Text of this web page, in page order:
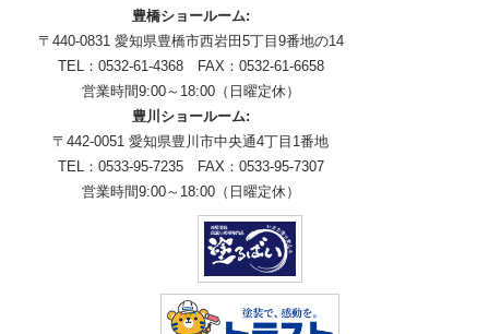
豊橋ショールーム:
〒440-0831 愛知県豊橋市西岩田5丁目9番地の14
TEL：0532-61-4368 FAX：0532-61-6658
営業時間9:00～18:00（日曜定休）
豊川ショールーム:
〒442-0051 愛知県豊川市中央通4丁目1番地
TEL：0533-95-7235 FAX：0533-95-7307
営業時間9:00～18:00（日曜定休）